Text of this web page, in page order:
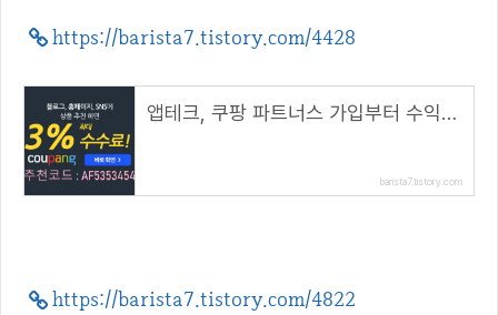
https://barista7.tistory.com/4428
앱테크, 쿠팡 파트너스 가입부터 수익까지( 추천코드 : AF5353454 )
barista7.tistory.com
https://barista7.tistory.com/4822